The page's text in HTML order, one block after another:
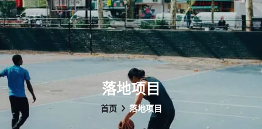
落地项目
首页 落地项目